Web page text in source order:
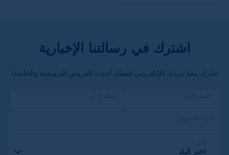
اشترك في رسالتنا الإخبارية
شارك معنا بريدك الإلكتروني لتصلك أحدث العروض الترويجية والخاصة!
اختر البلد